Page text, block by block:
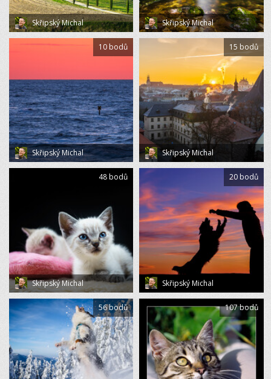
Skřipský Michal Skřipský Michal
Skřipský Michal
10 bodů
Skřipský Michal
15 bodů
Skřipský Michal
48 bodů
Skřipský Michal
20 bodů
56 bodů 107 bodů